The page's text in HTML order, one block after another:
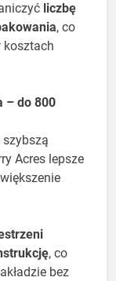
liczbę
, co
kosztach
– do 800
Acres lepsze
, co
bez